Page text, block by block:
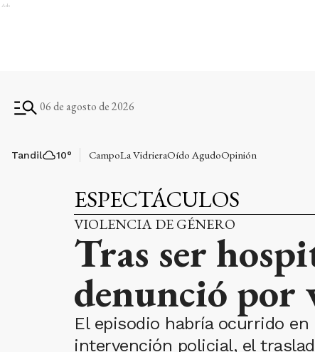
Ads
06 de agosto de 2026
Tandil 10° CampoLa VidrieraOído AgudoOpinión
ESPECTÁCULOS
VIOLENCIA DE GÉNERO
Tras ser
denunció por
El episodio habría ocurrido
intervención policial, el